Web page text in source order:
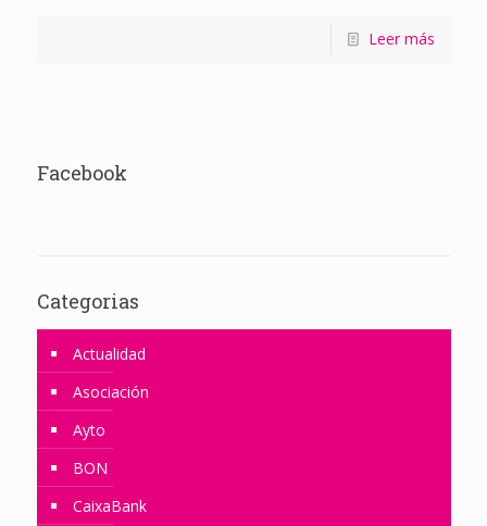
Leer más
Facebook
Categorias
Actualidad
Asociación
Ayto
BON
CaixaBank